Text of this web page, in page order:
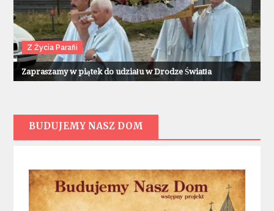
Z Życia Parafii
Zapraszamy w piątek do udziału w Drodze Światła
BUDUJEMY NASZ DOM